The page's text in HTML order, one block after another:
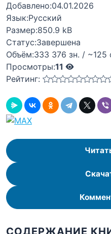
Добавлено:04.01.2026
Язык:Русский
Размер:850.9 kB
Статус:Завершена
Объём:333 376 зн. / ~125
Просмотры:11
Рейтинг:
СОДЕРЖАНИЕ